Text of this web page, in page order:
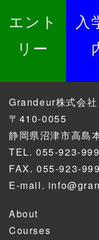
エント
リー
入
Grandeur株式会社
〒410-0055
静岡県沼津市高島
TEL. 055-923-
FAX. 055-923-
E-mail.
About
Courses